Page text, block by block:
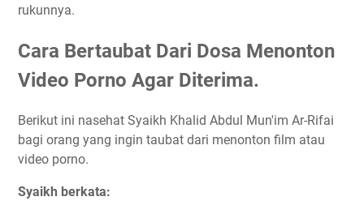
rukunnya.
Cara Bertaubat Dari Dosa Menonton
Video Porno Agar Diterima.
Berikut ini nasehat Syaikh Khalid Abdul Mun'im Ar-Rifai
bagi orang yang ingin taubat dari menonton film atau
video porno.
Syaikh berkata: